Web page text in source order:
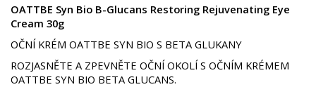
OATTBE Syn Bio B-Glucans Restoring Rejuvenating Eye
Cream 30g
OČNÍ KRÉM OATTBE SYN BIO S BETA GLUKANY
ROZJASNĚTE A ZPEVNĚTE OČNÍ OKOLÍ S OČNÍM KRÉMEM
OATTBE SYN BIO BETA GLUCANS.